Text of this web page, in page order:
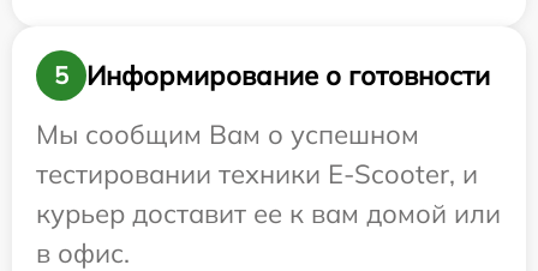
5
Информирование о готовности
Мы сообщим Вам о успешном
тестировании техники E-Scooter, и
курьер доставит ее к вам домой или
в офис.